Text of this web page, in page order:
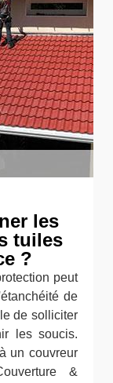
les
tuiles
?
peut
de
de solliciter
les soucis.
un couvreur
&